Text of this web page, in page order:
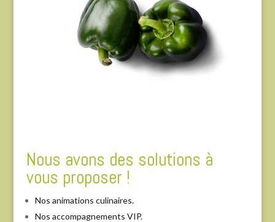
Nous avons des solutions à
vous proposer !
Nos animations culinaires.
Nos accompagnements VIP.